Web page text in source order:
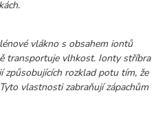
vlákno s obsahem iontů
transportuje vlhkost. Ionty stříbra
způsobujících rozklad potu tím, že
vlastnosti zabraňují zápachům